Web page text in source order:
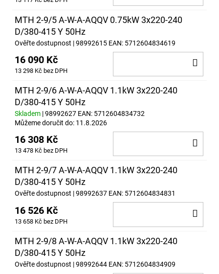
MTH 2-9/5 A-W-A-AQQV 0.75kW 3x220-240
D/380-415 Y 50Hz
Ověřte dostupnost | 98992615 EAN: 5712604834619
16 090 Kč
13 298 Kč bez DPH
MTH 2-9/6 A-W-A-AQQV 1.1kW 3x220-240
D/380-415 Y 50Hz
Skladem | 98992627 EAN: 5712604834732
Můžeme doručit do: 11.8.2026
16 308 Kč
13 478 Kč bez DPH
MTH 2-9/7 A-W-A-AQQV 1.1kW 3x220-240
D/380-415 Y 50Hz
Ověřte dostupnost | 98992637 EAN: 5712604834831
16 526 Kč
13 658 Kč bez DPH
MTH 2-9/8 A-W-A-AQQV 1.1kW 3x220-240
D/380-415 Y 50Hz
Ověřte dostupnost | 98992644 EAN: 5712604834909